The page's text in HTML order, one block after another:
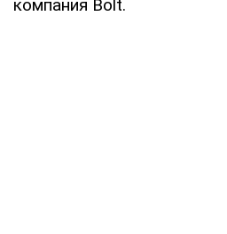
компания Bolt.